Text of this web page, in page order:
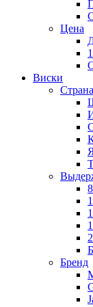
Цена
Виски
Страна
Бренд